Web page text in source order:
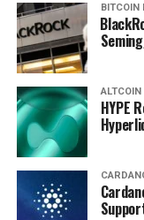
BITCOIN
HYPE